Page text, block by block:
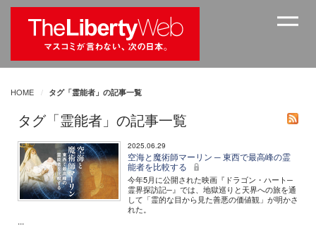
HOME タグ「霊能者」の記事一覧
タグ「霊能者」の記事一覧
2025.06.29
空海と魔術師マーリン ─ 東西で最高峰の霊
能者を比較する
今年5月に公開された映画『ドラゴン・ハート─
霊界探訪記─』では、地獄巡りと天界への旅を通
して「霊的な目から見た善悪の価値観」が明かさ
れた。
...